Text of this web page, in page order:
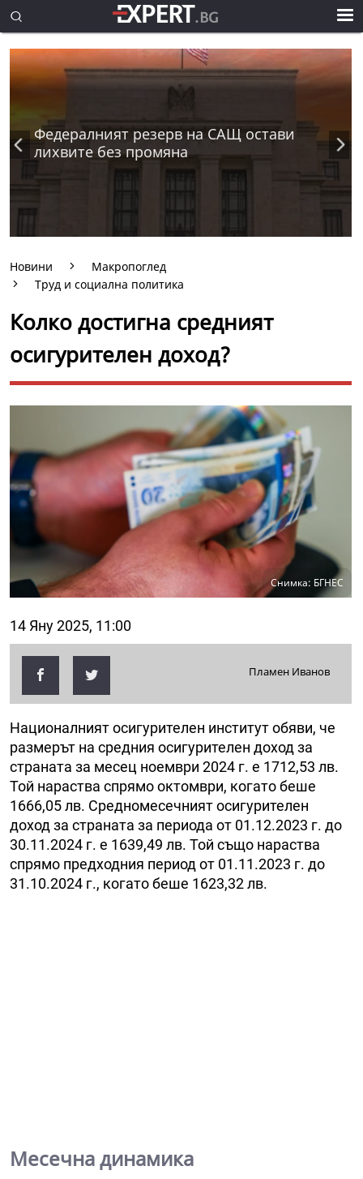
Федералният резерв на САЩ остави
лихвите без промяна
Новини
Макропоглед
Труд и социална политика
Колко достигна средният
осигурителен доход?
Снимка: БГНЕС
14 Яну 2025, 11:00
Пламен Иванов
Националният осигурителен институт обяви, че
размерът на средния осигурителен доход за
страната за месец ноември 2024 г. е 1712,53 лв.
Той нараства спрямо октомври, когато беше
1666,05 лв. Средномесечният осигурителен
доход за страната за периода от 01.12.2023 г. до
30.11.2024 г. е 1639,49 лв. Той също нараства
спрямо предходния период от 01.11.2023 г. до
31.10.2024 г., когато беше 1623,32 лв.
Месечна динамика